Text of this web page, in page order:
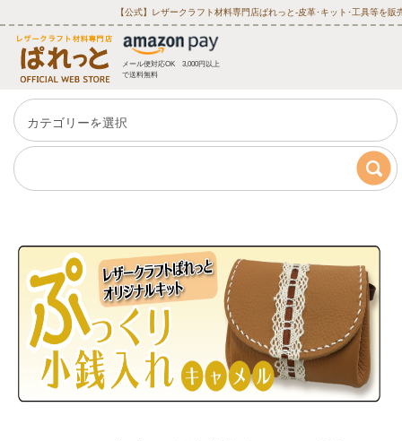
【公式】レザークラフト材料専門店ぱれっと‐皮革･キット･工具等を販
メール便対応OK 3,000円以上
で送料無料